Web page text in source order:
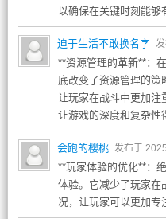
以确保在关键时刻能够
迫于生活不敢换名字
**资源管理的革新**：
底改变了资源管理的策
让玩家在战斗中更加注
让游戏的深度和复杂性
会跑的樱桃 发布于
**玩家体验的优化**：
体验。它减少了玩家在
况，让玩家可以更加专